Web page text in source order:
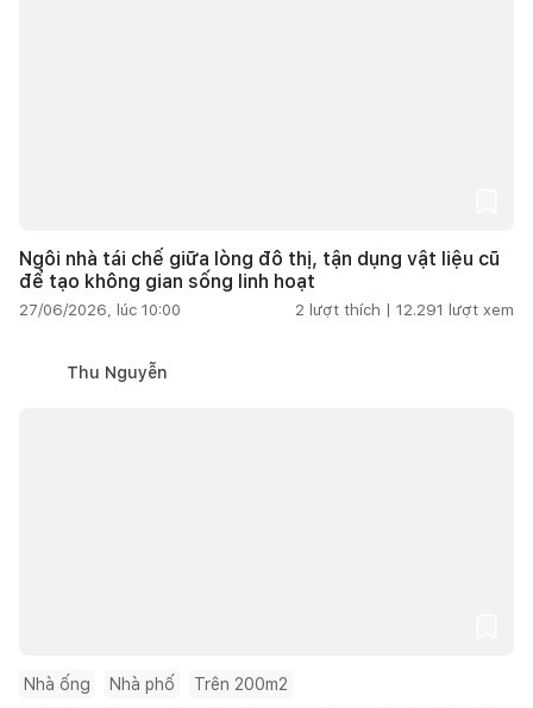
Ngôi nhà tái chế giữa lòng đô thị, tận dụng vật liệu cũ
để tạo không gian sống linh hoạt
27/06/2026, lúc 10:00 2 lượt thích | 12.291 lượt xem
Thu Nguyễn
Nhà ống Nhà phố Trên 200m2